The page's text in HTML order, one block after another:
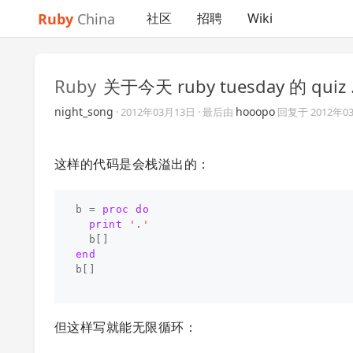
Ruby China 社区 招聘 Wiki
Ruby 关于今天 ruby tuesday 的 quiz
night_song ·2012年03月13日 · 最后由 hooopo 回复于2012年
这样的代码是会栈溢出的：
b = proc
do
print
'.'
b
end
b
但这样写就能无限循环：